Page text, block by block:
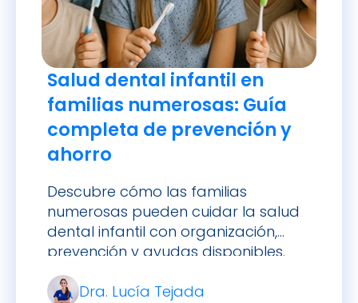
Salud dental infantil en
familias numerosas: Guía
completa de prevención y
ahorro
Descubre cómo las familias
numerosas pueden cuidar la salud
dental infantil con organización,
prevención y ayudas disponibles.
Consejos prácticos para mantener
sonrisas sanas en todos los hijos
Dra. Lucía Tejada